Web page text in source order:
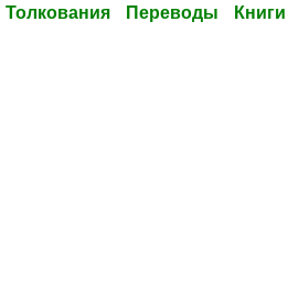
Толкования Переводы Книги